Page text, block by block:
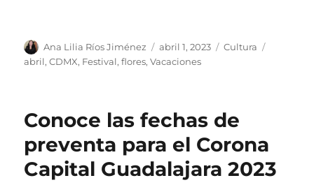
A
u
Ana Lilia Ríos Jiménez
P
u
c
d
o
e
abril 1, 2023
C
o
í
a
Cultura
s
abril,CDMX, Festival,flores,Vacaciones
Conoce las fechas de
preventa para el Corona
Capital Guadalajara 2023